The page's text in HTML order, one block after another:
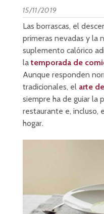
15/11/2019
Las borrascas, el
primeras nevadas y la
suplemento calórico
la temporada de
Aunque responden
tradicionales, el arte
siempre ha de guiar la
restaurante e, incluso,
hogar.